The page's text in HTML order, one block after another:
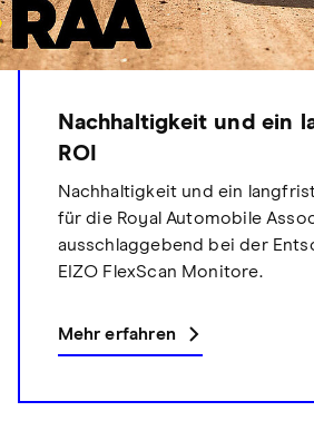
Nachhaltigkeit und ein
ROI
Nachhaltigkeit und ein
für die Royal Automobile
ausschlaggebend bei der
EIZO FlexScan Monitore.
Mehr erfahren